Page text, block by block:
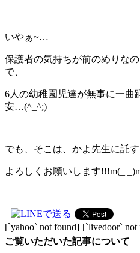
いやぁ~…
保護者の気持ちが前のめりな
で、
6人の幼稚園児達が無事に一曲
安…(^_^;)
でも、そこは、かよ先生に託
よろしくお願いします!!!m(_
[`yahoo` not found] [`livedoor` not
ご覧いただいた記事について